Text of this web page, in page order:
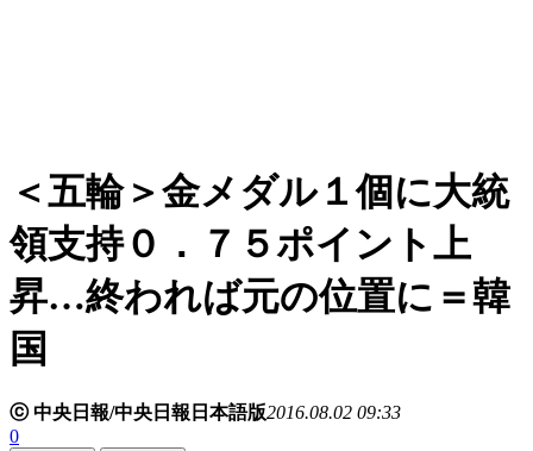
＜五輪＞金メダル１個に大統
領支持０．７５ポイント上
昇…終われば元の位置に＝韓
国
ⓒ 中央日報/中央日報日本語版2016.08.02 09:33
0